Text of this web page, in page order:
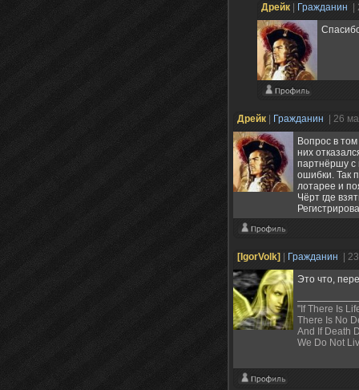
Дрейк Гражданин
Дрейк Гражданин
| 26
Вопрос в
них
партнёршу с
ошибки. Так
лотарее и
Чёрт где
[IgorVolk] Гражданин
|
Это что,
"If There Is
There Is No
And If Death
We Do Not